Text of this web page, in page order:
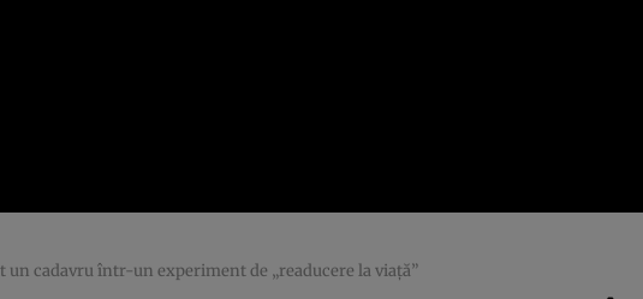
un cadavru într-un experiment de „readucere la viață”